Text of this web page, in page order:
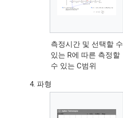
측정시간 및 선택할 수
있는 R에 따른 측정할
수 있는 C범위
파형